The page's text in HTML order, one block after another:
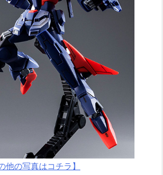
他の写真はコチラ】